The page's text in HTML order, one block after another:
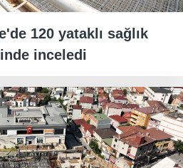
120 yataklı sağlık
inceledi